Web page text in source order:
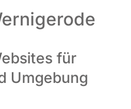
für
Umgebung